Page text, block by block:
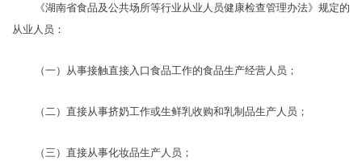
《湖南省食品及公共场所等行业从业人员健康检查管理办法》规定的
从业人员：
（一）从事接触直接入口食品工作的食品生产经营人员；
（二）直接从事挤奶工作或生鲜乳收购和乳制品生产人员；
（三）直接从事化妆品生产人员；